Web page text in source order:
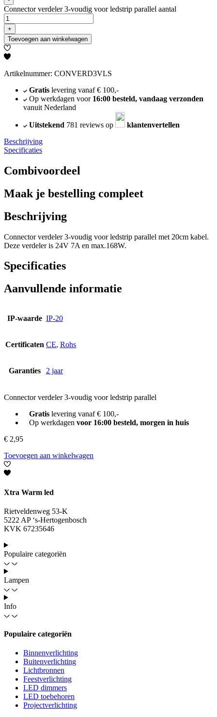
Connector verdeler 3-voudig voor ledstrip parallel aantal
+
Toevoegen aan winkelwagen
Artikelnummer: CONVERD3VLS
Gratislevering vanaf € 100,-
Op werkdagen voor 16:00 besteld, vandaag verzonden
vanuit Nederland
Uitstekend 781 reviews op
klantenvertellen
Beschrijving
Specificaties
Combivoordeel
Maak je bestelling compleet
Beschrijving
Connector verdeler 3-voudig voor ledstrip parallel met 20cm kabel.
Deze verdeler is 24V 7A en max.168W.
Specificaties
Aanvullende informatie
IP-waarde IP-20
Certificaten CE, Rohs
Garanties 2 jaar
Connector verdeler 3-voudig voor ledstrip parallel
Gratislevering vanaf € 100,-
Op werkdagen voor 16:00 besteld, morgen in huis
€ 2,95
Toevoegen aan winkelwagen
Xtra Warm led
Rietveldenweg 53-K
5222 AP ‘s-Hertogenbosch
KVK 67235646
Populaire categoriën
Lampen
Info
Populaire categoriën
Binnenverlichting
Buitenverlichting
Lichtbronnen
Feestverlichting
LED dimmers
LED toebehoren
Projectverlichting